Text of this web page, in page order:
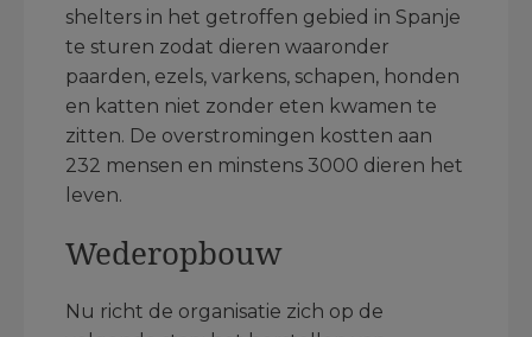
shelters in het getroffen gebied in Spanje
te sturen zodat dieren waaronder
paarden, ezels, varkens, schapen, honden
en katten niet zonder eten kwamen te
zitten. De overstromingen kostten aan
232 mensen en minstens 3000 dieren het
leven.
Wederopbouw
Nu richt de organisatie zich op de